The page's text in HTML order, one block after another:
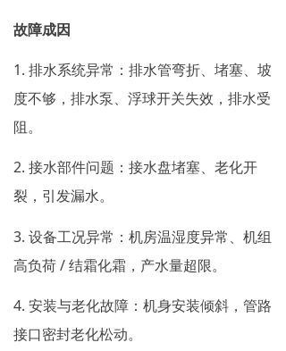
故障成因
1. 排水系统异常：排水管弯折、堵塞、坡
度不够，排水泵、浮球开关失效，排水受
阻。
2. 接水部件问题：接水盘堵塞、老化开
裂，引发漏水。
3. 设备工况异常：机房温湿度异常、机组
高负荷 / 结霜化霜，产水量超限。
4. 安装与老化故障：机身安装倾斜，管路
接口密封老化松动。